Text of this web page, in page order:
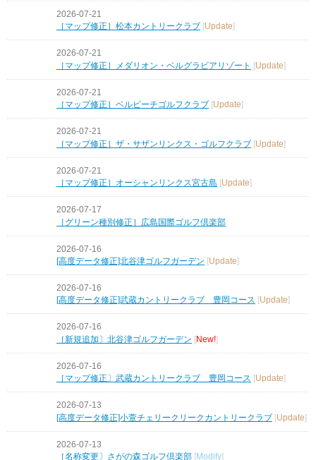
2026-07-21
［マップ修正］松本カントリークラブ
Update
2026-07-21
［マップ修正］メダリオン・ベルグラビアリゾート
[Update]
2026-07-21
［マップ修正］ベルビーチゴルフクラブ [Update]
2026-07-21
［マップ修正］ザ・サザンリンクス・ゴルフクラブ [Update]
2026-07-21
［マップ修正］オーシャンリンクス宮古島 [Update]
2026-07-17
［グリーン種別修正］広島国際ゴルフ倶楽部
2026-07-16
[高度データ修正]北谷津ゴルフガーデン [Update]
2026-07-16
[高度データ修正]武蔵カントリークラブ 豊岡コース
Update
2026-07-16
［新規追加〕北谷津ゴルフガーデン [New!]
2026-07-16
［マップ修正〕武蔵カントリークラブ 豊岡コース
Update
2026-07-13
[高度データ修正]小萱チェリークリークカントリークラブ [Update]
2026-07-13
［名称変更〕さがの森ゴルフ倶楽部
Modify